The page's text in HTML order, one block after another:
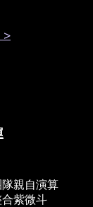
>
親自演算
紫微斗